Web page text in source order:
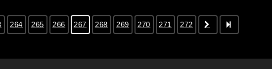
264 265 266 267 268 269 270 271 272